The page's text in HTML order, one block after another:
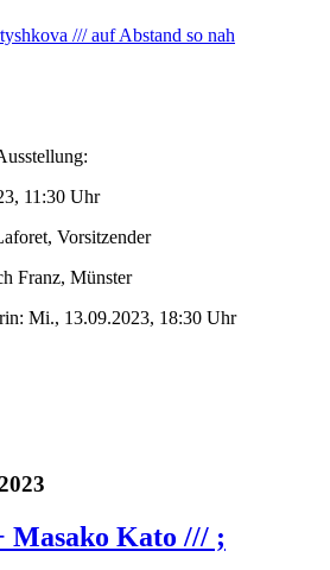
11:30 Uhr
Vorsitzender
Franz, Münster
Mi., 13.09.2023, 18:30 Uhr
Masako Kato /// ;